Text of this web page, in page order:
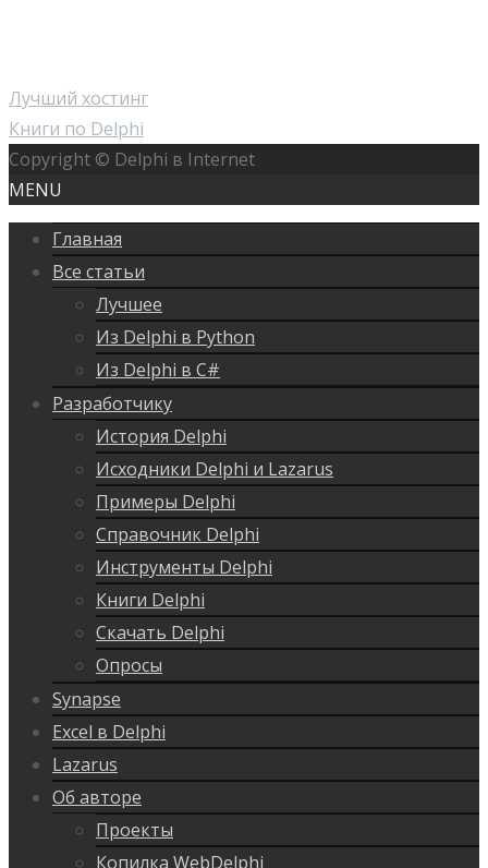
Лучший хостинг
Книги по Delphi
Copyright © Delphi в Internet
MENU
Главная
Все статьи
Лучшее
Из Delphi в Python
Из Delphi в C#
Разработчику
История Delphi
Исходники Delphi и Lazarus
Примеры Delphi
Справочник Delphi
Инструменты Delphi
Книги Delphi
Скачать Delphi
Опросы
Synapse
Excel в Delphi
Lazarus
Об авторе
Проекты
Копилка WebDelphi